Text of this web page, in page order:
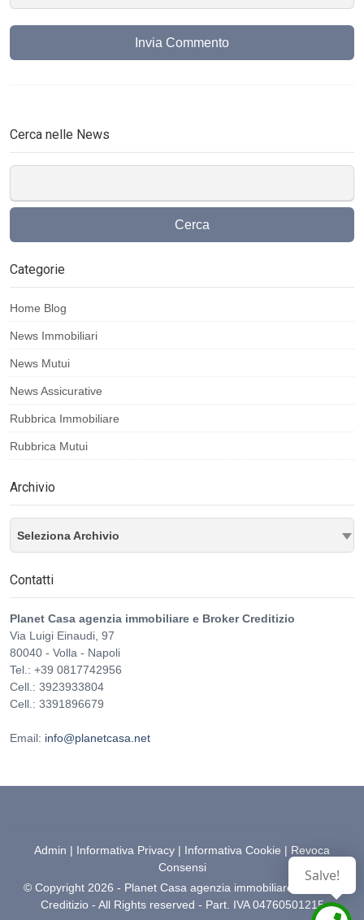
Invia Commento
Cerca nelle News
Cerca
Categorie
Home Blog
News Immobiliari
News Mutui
News Assicurative
Rubbrica Immobiliare
Rubbrica Mutui
Archivio
Seleziona Archivio
Contatti
Planet Casa agenzia immobiliare e Broker Creditizio
Via Luigi Einaudi, 97
80040 - Volla - Napoli
Tel.: +39 0817742956
Cell.: 3923933804
Cell.: 3391896679
Email: info@planetcasa.net
Admin | Informativa Privacy | Informativa Cookie | Revoca
Consensi
© Copyright 2026 - Planet Casa agenzia immobiliare e Broker
Creditizio - All Rights reserved - Part. IVA 04760501215
Salve!